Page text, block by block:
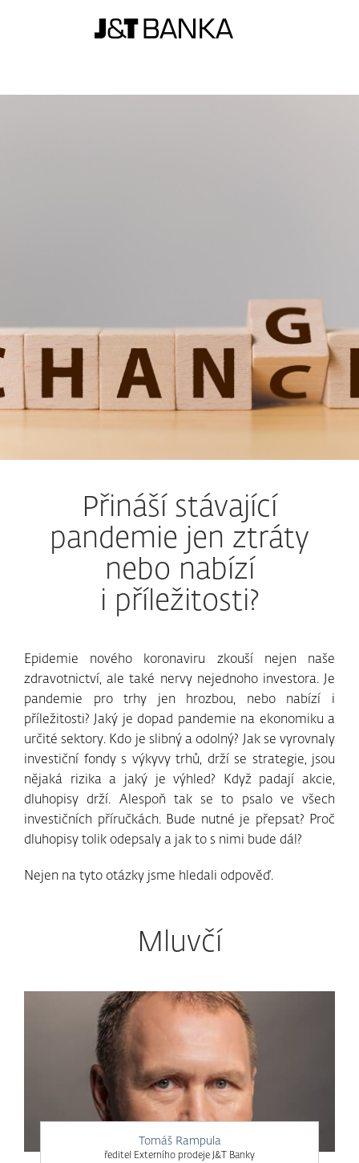
Přináší stávající
pandemie jen ztráty
nebo nabízí
i příležitosti?
Epidemie nového koronaviru zkouší nejen naše
zdravotnictví, ale také nervy nejednoho investora. Je
pandemie pro trhy jen hrozbou, nebo nabízí i
příležitosti? Jaký je dopad pandemie na ekonomiku a
určité sektory. Kdo je slibný a odolný? Jak se vyrovnaly
investiční fondy s výkyvy trhů, drží se strategie, jsou
nějaká rizika a jaký je výhled? Když padají akcie,
dluhopisy drží. Alespoň tak se to psalo ve všech
investičních příručkách. Bude nutné je přepsat? Proč
dluhopisy tolik odepsaly a jak to s nimi bude dál?
Nejen na tyto otázky jsme hledali odpověď.
Mluvčí
Tomáš Rampula
ředitel Externího prodeje J&T Banky